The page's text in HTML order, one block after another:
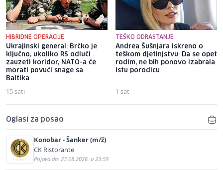
HIBRIDNE OPERACIJE
Ukrajinski general: Brčko je
ključno, ukoliko RS odluči
zauzeti koridor, NATO-a će
morati povući snage sa
Baltika
15 sati
TEŠKO ODRASTANJE
Andrea Šušnjara iskreno o
teškom djetinjstvu: Da se opet
rodim, ne bih ponovo izabrala
istu porodicu
1 sat
Oglasi za posao
Konobar - Šanker (m/ž)
CK Ristorante
Prijava do: 23.08.2026. u 23:59